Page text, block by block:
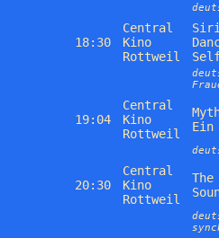
18:30
Central
Kino
Rottweil
19:04
Central
Kino
Rottweil
Ein
20:30
Central
Kino
Rottweil